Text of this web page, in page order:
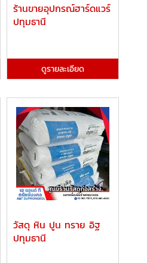
ร้านขายอุปกรณ์ฮาร์ดแวร์
ปทุมธานี
ดูรายละเอียด
วัสดุ หิน ปูน ทราย อิฐ
ปทุมธานี